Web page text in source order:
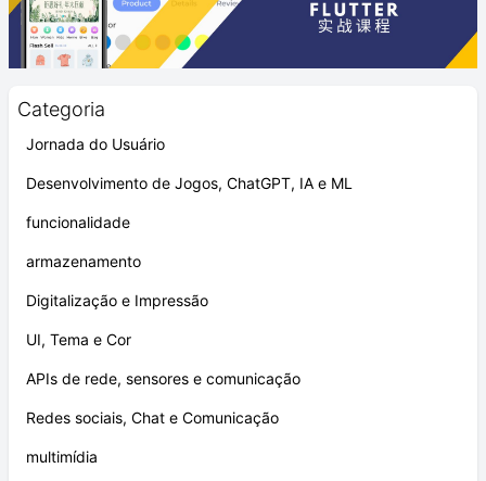
Categoria
Jornada do Usuário
Desenvolvimento de Jogos, ChatGPT, IA e ML
funcionalidade
armazenamento
Digitalização e Impressão
UI, Tema e Cor
APIs de rede, sensores e comunicação
Redes sociais, Chat e Comunicação
multimídia